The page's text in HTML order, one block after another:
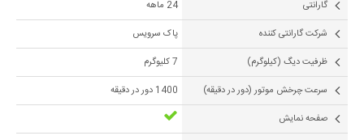
گارانتی
24 ماهه
شرکت گارانتی کننده
پاک سرویس
ظرفیت دیگ (کیلوگرم)
7 کلیوگرم
سرعت چرخش موتور (دور در دقیقه)
1400 دور در دقیقه
صفحه نمایش